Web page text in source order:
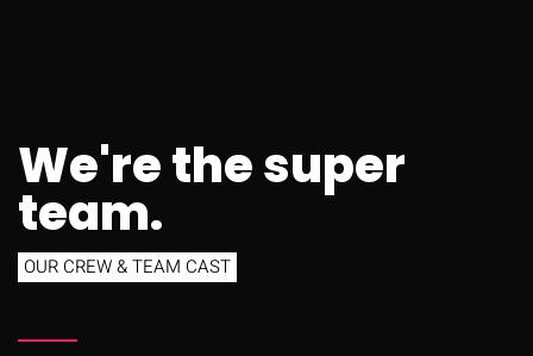
We're the super
team.
OUR CREW & TEAM CAST